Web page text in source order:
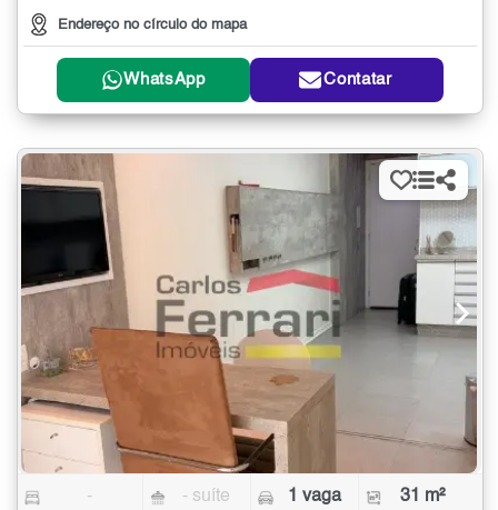
Endereço no círculo do mapa
WhatsApp Contatar
- - suíte 1 vaga 31 m²